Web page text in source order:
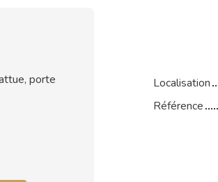
porte
Localisation
Référence